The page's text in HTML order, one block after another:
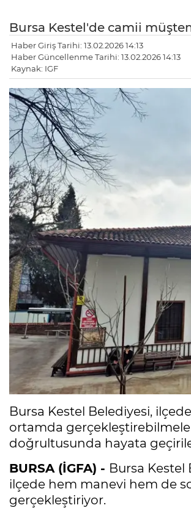
Bursa Kestel'de camii
Haber Giriş Tarihi: 13.02.2026 14:13
Haber Güncellenme Tarihi: 13.02.2026 14:13
Kaynak: IGF
Bursa Kestel Belediyesi,
ortamda
doğrultusunda hayata
BURSA (İGFA) - Bursa Kestel
ilçede hem manevi hem de
gerçekleştiriyor.